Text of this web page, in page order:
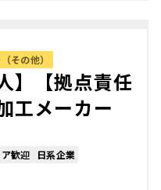
その他）
】【拠点責任
工メーカー
歓迎
日系企業